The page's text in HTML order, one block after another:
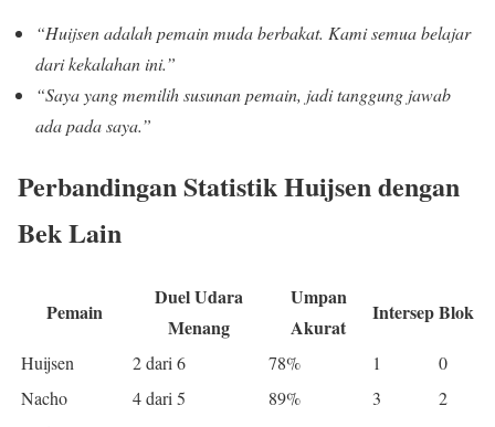
“Huijsen adalah pemain muda berbakat. Kami semua belajar
dari kekalahan ini.”
“Saya yang memilih susunan pemain, jadi tanggung jawab
ada pada saya.”
Perbandingan Statistik Huijsen dengan
Bek Lain
Pemain
Duel Udara
Menang
Umpan
Akurat
IntersepBlok
Huijsen 2 dari 6 78% 1
0
Nacho
4 dari 5 89% 3
2